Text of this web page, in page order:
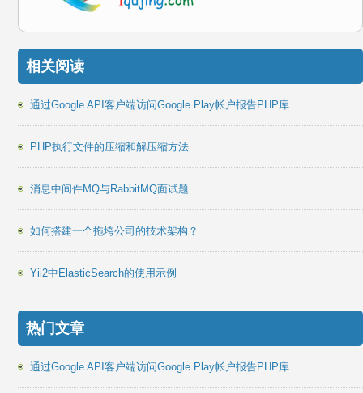
相关阅读
通过Google API客户端访问Google Play帐户报告PHP库
PHP执行文件的压缩和解压缩方法
消息中间件MQ与RabbitMQ面试题
如何搭建一个拖垮公司的技术架构？
Yii2中ElasticSearch的使用示例
热门文章
通过Google API客户端访问Google Play帐户报告PHP库